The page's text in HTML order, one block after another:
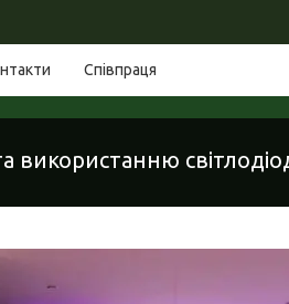
Співпраця